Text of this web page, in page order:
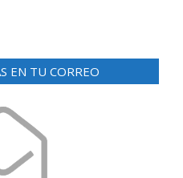
EN TU CORREO